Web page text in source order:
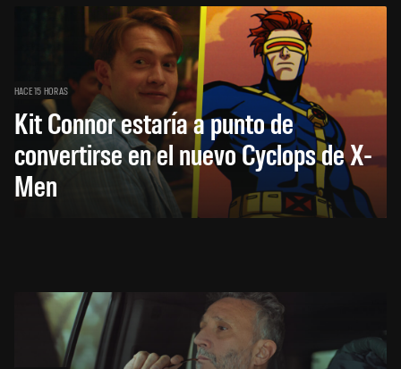
HACE 15 HORAS
Kit Connor estaría a punto de
convertirse en el nuevo Cyclops de X-
Men